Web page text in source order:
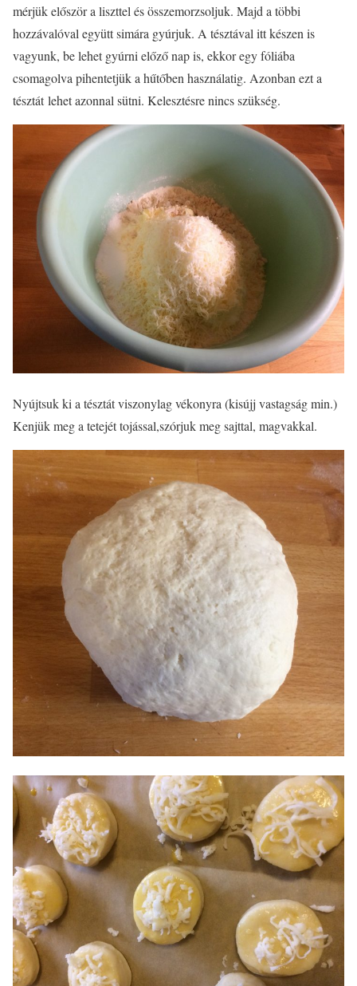
mérjük először a liszttel és összemorzsoljuk. Majd a többi
hozzávalóval együtt simára gyúrjuk. A tésztával itt készen is
vagyunk, be lehet gyúrni előző nap is, ekkor egy fóliába
csomagolva pihentetjük a hűtőben használatig. Azonban ezt a
tésztát lehet azonnal sütni. Kelesztésre nincs szükség.
Nyújtsuk ki a tésztát viszonylag vékonyra (kisújj vastagság min.)
Kenjük meg a tetejét tojással,szórjuk meg sajttal, magvakkal.